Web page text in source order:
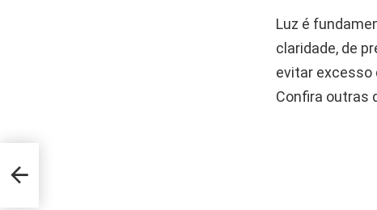
Luz é
claridade, de
evitar excesso
Confira outras